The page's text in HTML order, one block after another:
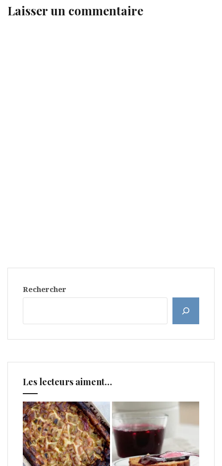
Laisser un commentaire
Rechercher
Les lecteurs aiment…